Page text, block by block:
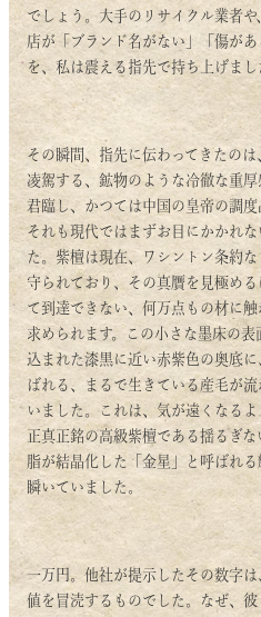
でしょう。大手のリサイクル業者
店が「ブランド名がない」「傷が
を、私は震える指先で持ち上げまし
その瞬間、指先に伝わってきたの
凌駕する、鉱物のような冷徹な重
君臨し、かつては中国の皇帝の調
それも現代ではまずお目にかかれ
た。紫檀は現在、ワシントン条約
守られており、その真贋を見極め
て到達できない、何万点もの材に
求められます。この小さな墨床の
込まれた漆黒に近い赤紫色の奥底
ばれる、まるで生きている産毛が
いました。これは、気が遠くなる
正真正銘の高級紫檀である揺るぎ
脂が結晶化した「金星」と呼ばれ
瞬いていました。
一万円。他社が提示したその数字
値を冒涜するものでした。なぜ、